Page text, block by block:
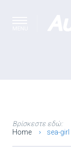
Βρίσκεστε εδώ:
Home
sea-girl